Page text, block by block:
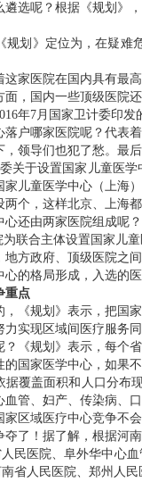
选呢？根据《规划》
规划》定位为，在疑
家医院在国内具有最
，国内一些顶级医院
年7月国家卫计委印
户哪家医院呢？代表
领导们也犯了愁。最
关于设置国家儿童医
儿童医学中心（上海
个，这样北京、上海都
还由两家医院组成呢
联合主体设置国家儿童
方政府、顶级医院之
的格局形成，入选的
重点
《规划》表示，把国
实现区域间医疗服务同
《规划》表示，每个
国家医学中心，如果
据覆盖面积和人口分布
管、妇产、传染病、
区域医疗中心竞争不
了！据了解，根据河
民医院、阜外华中心
省人民医院、郑州人